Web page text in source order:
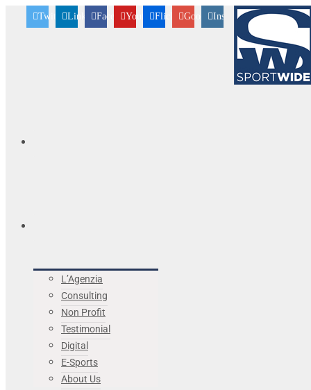
TwitterLinkedinFacebookYoutubeFlickr GoogleplusInstagram
L’Agenzia
Consulting
Non Profit
Testimonial
Digital
E-Sports
About Us